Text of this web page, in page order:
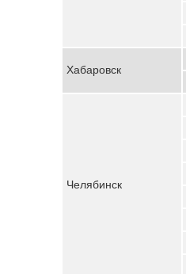
Хабаровск
Челябинск